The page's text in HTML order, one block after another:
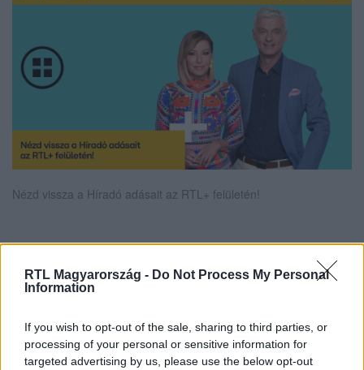
RTL Magyarország - Do Not Process My Personal
Information
If you wish to opt-out of the sale, sharing to third parties, or
processing of your personal or sensitive information for
targeted advertising by us, please use the below opt-out
Nézd vissza a Híradó adásait az RTL+ felületén!
legyen a Google-találatokban!